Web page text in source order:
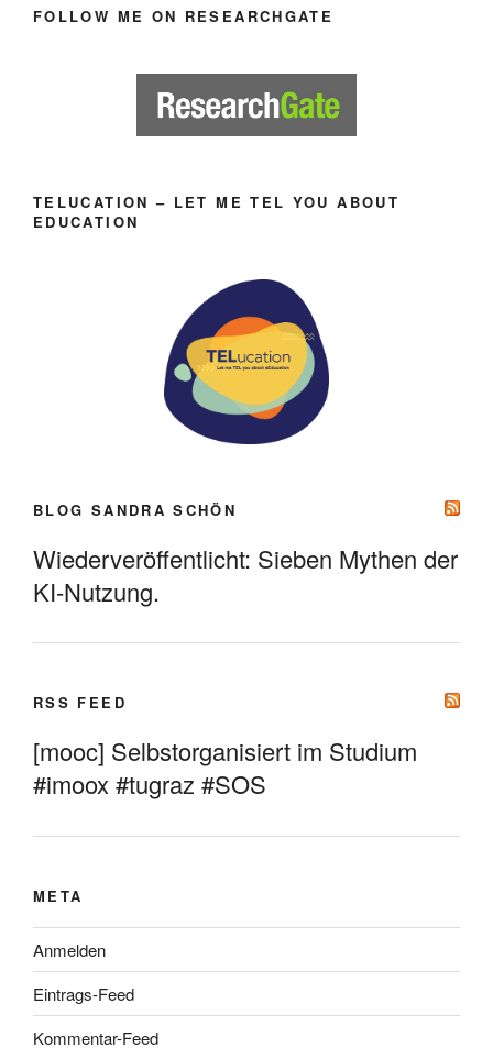
FOLLOW ME ON RESEARCHGATE
TELUCATION – LET ME TEL YOU ABOUT
EDUCATION
BLOG SANDRA SCHÖN
Wiederveröffentlicht: Sieben Mythen der
KI-Nutzung.
RSS FEED
[mooc] Selbstorganisiert im Studium
#imoox #tugraz #SOS
META
Anmelden
Eintrags-Feed
Kommentar-Feed